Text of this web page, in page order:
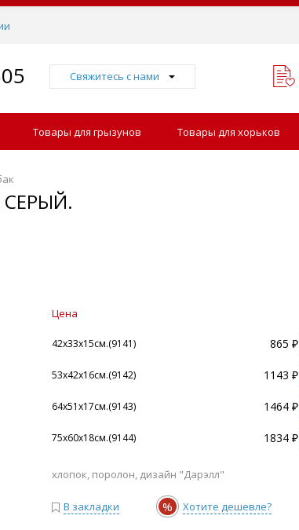
Свяжитесь с нами
Товары для грызунов Товары для хорьков
Цена
42х33х15см.(9141) 865 ₽
53х42х16см.(9142) 1143 ₽
64х51х17см.(9143) 1464 ₽
75х60х18см.(9144) 1834 ₽
хлопок, поролон, дизайн "Дарэлл"
В закладки % Хотите дешевле?